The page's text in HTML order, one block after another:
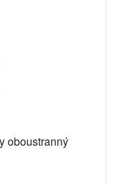
oboustranný